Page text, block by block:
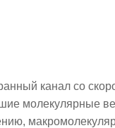
канал со
молекулярные